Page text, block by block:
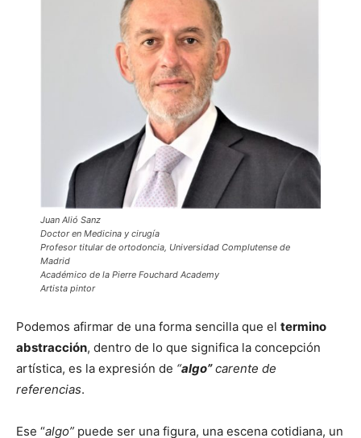
Juan Alió Sanz
Doctor en Medicina y cirugía
Profesor titular de ortodoncia, Universidad Complutense de
Madrid
Académico de la Pierre Fouchard Academy
Artista pintor
Podemos afirmar de una forma sencilla que el termino
abstracción, dentro de lo que significa la concepción
artística, es la expresión de “algo”carente de
referencias.
Ese “algo” puede ser una figura, una escena cotidiana, un